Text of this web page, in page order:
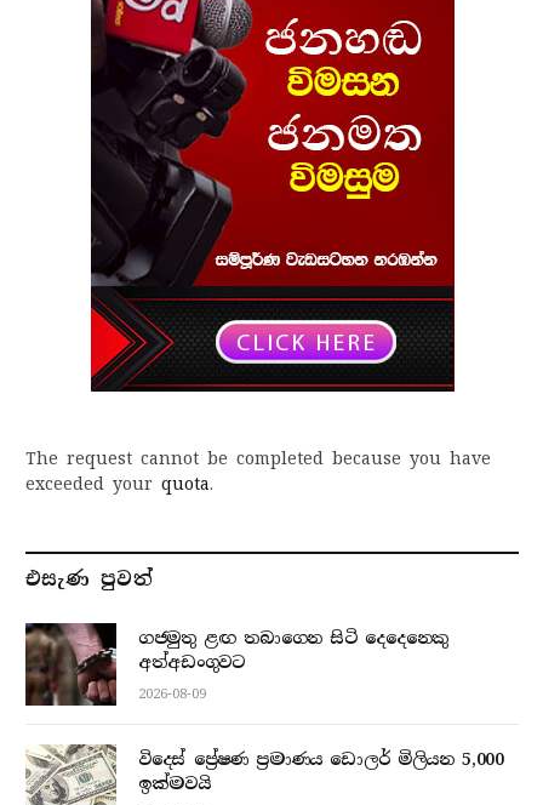
The request cannot be completed because you have
exceeded your quota.
එසැණ පුව​ත්
ගජමුතු ළඟ තබාගෙන සිටි දෙදෙනෙකු
අත්අඩංගුවට
2026-08-09
විදෙස් ප්‍රේෂණ ප්‍රමාණය ඩොලර් මිලියන 5,000
ඉක්මවයි